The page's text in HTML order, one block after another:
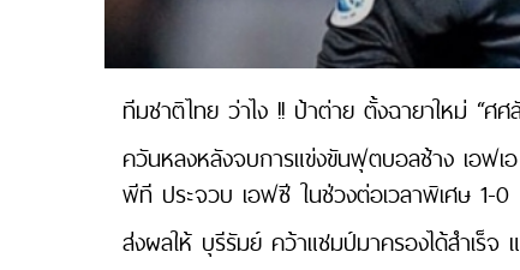
ทีมชาติไทย ว่าไง !! ป้าต่าย ตั้งฉายาใหม่ “
ควันหลงหลังจบการแข่งขันฟุตบอลช้าง เอฟ
พีที ประจวบ เอฟซี ในช่วงต่อเวลาพิเศษ 1-0
ส่งผลให้ บุรีรัมย์ คว้าแชมป์มาครองได้สำเร็จ